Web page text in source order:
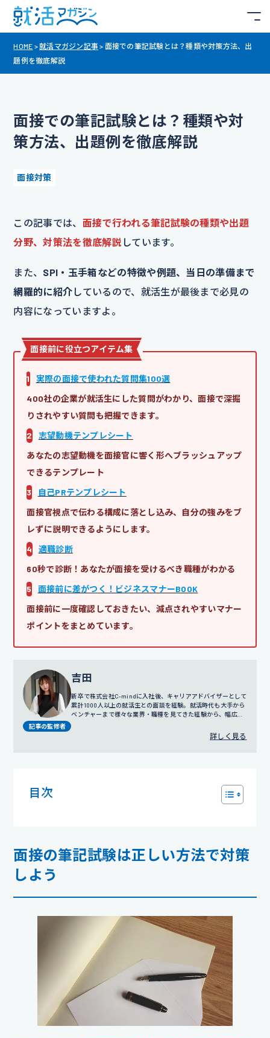
HOME >就活マガジン記事 > 面接での筆記試験とは？種類や対策方法、出
題例を徹底解説
面接での筆記試験とは？種類や対
策方法、出題例を徹底解説
面接対策
この記事では、 面接で行われる筆記試験の種類や出題
分野、対策法を徹底解説 しています。
また、 SPI・玉手箱などの特徴や例題、当日の準備まで
網羅的に紹介 しているので、就活生が最後まで必見の
内容になっていますよ。
面接前に役立つアイテム集
1
実際の面接で使われた質問集100選
400社の企業が就活生にした質問がわかり、面接で深掘
りされやすい質問も把握できます。
2
志望動機テンプレシート
あなたの志望動機を面接官に響く形へブラッシュアップ
できるテンプレート
3
自己PRテンプレシート
面接官視点で伝わる構成に落とし込み、自分の強みをブ
レずに説明できるようにします。
4
適職診断
60秒で診断！あなたが面接を受けるべき職種がわかる
5
面接前に差がつく！ビジネスマナーBOOK
面接前に一度確認しておきたい、減点されやすいマナー
ポイントをまとめています。
記事の監修者
吉田
新卒で株式会社C-mindに入社後、キャリアアドバイザーとして
累計1000人以上の就活生との面談を経験。就活時代も大手から
ベンチャーまで様々な業界・職種を見てきた経験から、幅広い
詳しく見る
目次
面接の筆記試験は正しい方法で対策
しよう